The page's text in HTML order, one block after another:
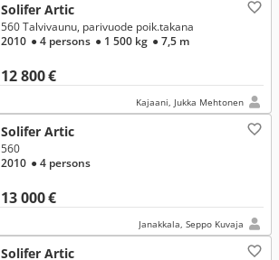
Solifer Artic
12 800 €
560 Talvivaunu, parivuode poik.takana
2010 ● 4 persons ● 1 500 kg ● 7,5 m
Kajaani, Jukka Mehtonen
Solifer Artic
13 000 €
560
2010 ● 4 persons
Janakkala, Seppo Kuvaja
Solifer Artic